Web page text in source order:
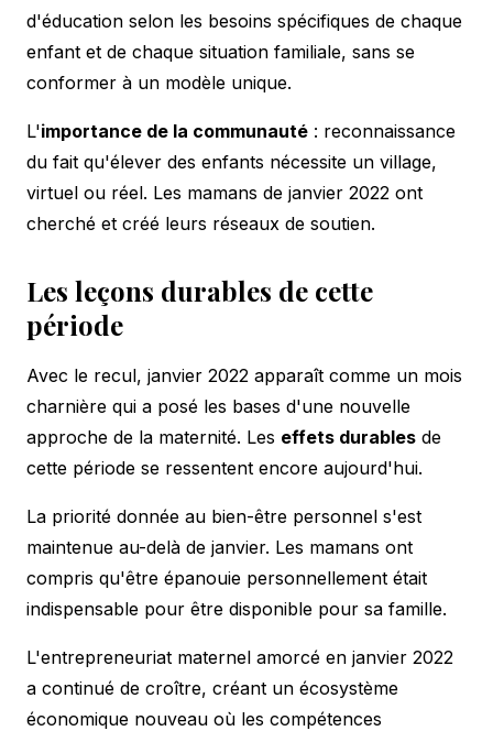
d'éducation selon les besoins spécifiques de chaque
enfant et de chaque situation familiale, sans se
conformer à un modèle unique.
L'importance de la communauté : reconnaissance
du fait qu'élever des enfants nécessite un village,
virtuel ou réel. Les mamans de janvier 2022 ont
cherché et créé leurs réseaux de soutien.
Les leçons durables de cette
période
Avec le recul, janvier 2022 apparaît comme un mois
charnière qui a posé les bases d'une nouvelle
approche de la maternité. Les effets durables de
cette période se ressentent encore aujourd'hui.
La priorité donnée au bien-être personnel s'est
maintenue au-delà de janvier. Les mamans ont
compris qu'être épanouie personnellement était
indispensable pour être disponible pour sa famille.
L'entrepreneuriat maternel amorcé en janvier 2022
a continué de croître, créant un écosystème
économique nouveau où les compétences